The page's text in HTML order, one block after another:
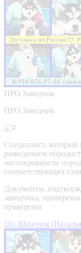
ПРО Заводчик
ПРО Заводчик
Специалист, который
разведением
чистокровности
соответствующих
Документы,
заводчика, проверены.
проверены
101 Щеночек